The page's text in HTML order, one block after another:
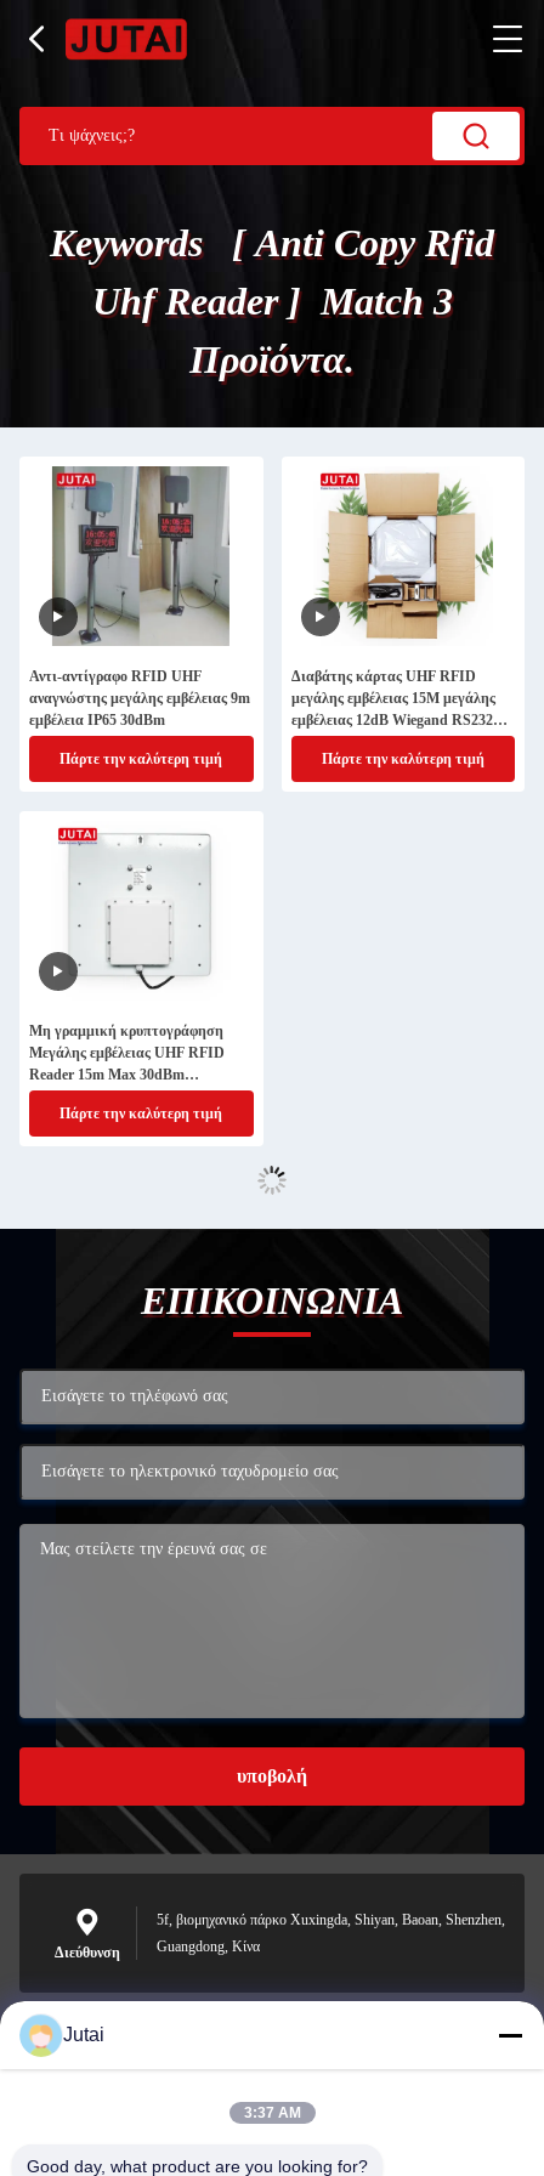
Keywords [ Anti Copy Rfid
Uhf Reader ] Match 3
Προϊόντα.
Αντι-αντίγραφο RFID UHF
αναγνώστης μεγάλης εμβέλειας 9m
εμβέλεια IP65 30dBm
Πάρτε την καλύτερη τιμή
Διαβάτης κάρτας UHF RFID
μεγάλης εμβέλειας 15M μεγάλης
εμβέλειας 12dB Wiegand RS232
485 IP65 TID κρυπτογράφηση
Πάρτε την καλύτερη τιμή
Μη γραμμική κρυπτογράφηση
Μεγάλης εμβέλειας UHF RFID
Reader 15m Max 30dBm
Ρυθμιζόμενο IP65 Για πρόσβαση
στο σύστημα στάθμευσης
Πάρτε την καλύτερη τιμή
ΕΠΙΚΟΙΝΩΝΙΑ
υποβολή
Διεύθυνση
5f, βιομηχανικό πάρκο Xuxingda, Shiyan, Baoan, Shenzhen,
Guangdong, Κίνα
jutaisales18@gmail.com
Jutai
3:37 AM
Good day, what product are you looking for?